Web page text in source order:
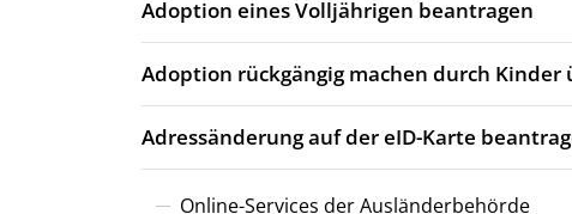
Adoption eines Volljährigen beantragen
Adoption rückgängig machen durch Kinder
Adressänderung auf der eID-Karte
Online-Services der Ausländerbehörde